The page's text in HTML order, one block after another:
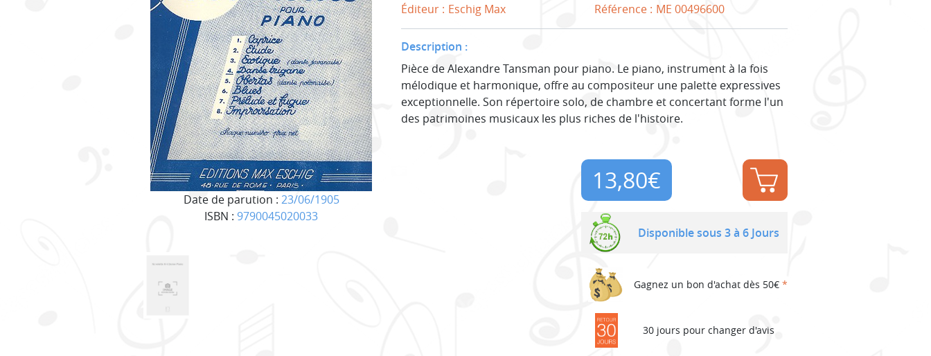
Date de parution : 23/06/1905
ISBN : 9790045020033
Éditeur : Eschig Max Référence : ME 00496600
Description :
Pièce de Alexandre Tansman pour piano. Le piano, instrument à la fois
mélodique et harmonique, offre au compositeur une palette expressives
exceptionnelle. Son répertoire solo, de chambre et concertant forme l'un
des patrimoines musicaux les plus riches de l'histoire.
13,80€
Disponible sous 3 à 6 Jours
Gagnez un bon d'achat dès 50€ *
30 jours pour changer d'avis